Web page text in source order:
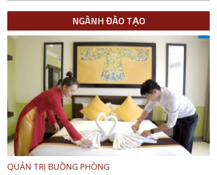
NGÀNH ĐÀO TẠO
QUẢN TRỊ BUỒNG PHÒNG